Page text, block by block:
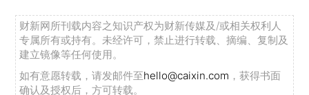
财新网所刊载内容之知识产权为财新传媒及/或相关权利人
专属所有或持有。未经许可，禁止进行转载、摘编、复制及
建立镜像等任何使用。
如有意愿转载，请发邮件至hello@caixin.com ，获得书面
确认及授权后，方可转载。